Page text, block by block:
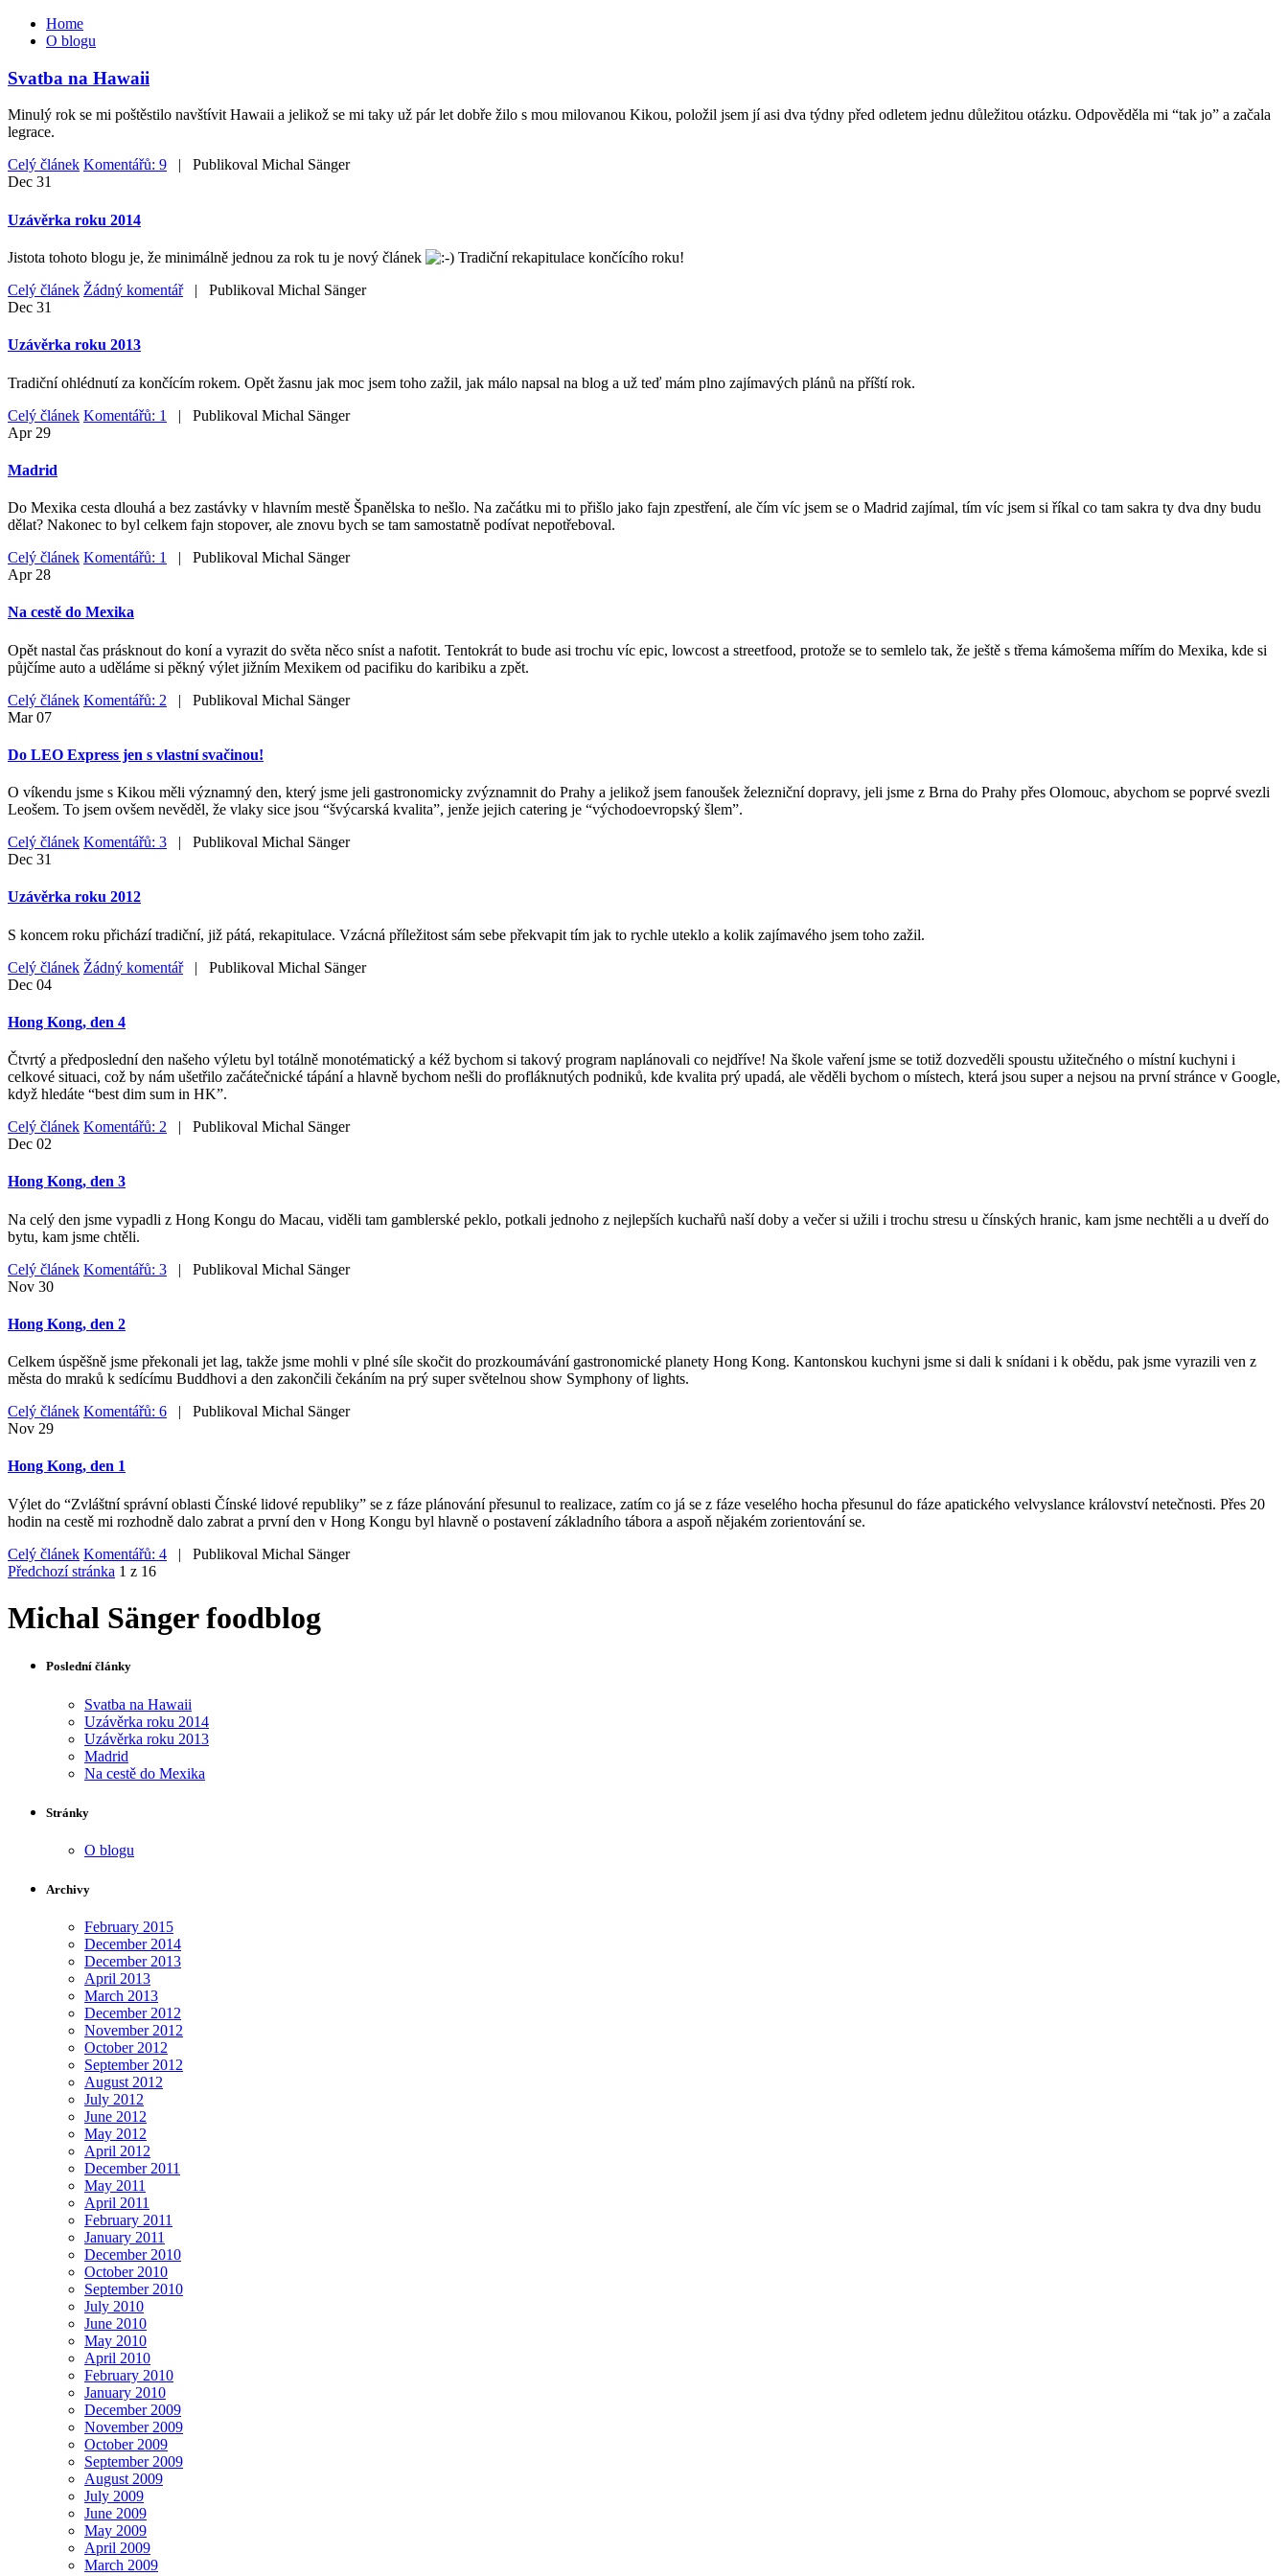
Home
O blogu
Svatba na Hawaii
Minulý rok se mi poštěstilo navštívit Hawaii a jelikož se mi taky už pár let dobře žilo s mou milovanou Kikou, položil jsem jí asi dva týdny před odletem jednu důležitou otázku. Odpověděla mi “tak jo” a začala
legrace.
Celý článek Komentářů: 9 | Publikoval Michal Sänger
Dec 31
Uzávěrka roku 2014
Jistota tohoto blogu je, že minimálně jednou za rok tu je nový článek
Tradiční rekapitulace končícího roku!
Celý článek Žádný komentář| Publikoval Michal Sänger
Dec 31
Uzávěrka roku 2013
Tradiční ohlédnutí za končícím rokem. Opět žasnu jak moc jsem toho zažil, jak málo napsal na blog a už teď mám plno zajímavých plánů na příští rok.
Celý článek Komentářů: 1 | Publikoval Michal Sänger
Apr 29
Madrid
Do Mexika cesta dlouhá a bez zastávky v hlavním mestě Španělska to nešlo. Na začátku mi to přišlo jako fajn zpestření, ale čím víc jsem se o Madrid zajímal, tím víc jsem si říkal co tam sakra ty dva dny budu
dělat? Nakonec to byl celkem fajn stopover, ale znovu bych se tam samostatně podívat nepotřeboval.
Celý článek Komentářů: 1 | Publikoval Michal Sänger
Apr 28
Na cestě do Mexika
Opět nastal čas prásknout do koní a vyrazit do světa něco sníst a nafotit. Tentokrát to bude asi trochu víc epic, lowcost a streetfood, protože se to semlelo tak, že ještě s třema kámošema mířím do Mexika, kde si
půjčíme auto a uděláme si pěkný výlet jižním Mexikem od pacifiku do karibiku a zpět.
Celý článek Komentářů: 2 | Publikoval Michal Sänger
Mar07
Do LEO Express jen s vlastní svačinou!
O víkendu jsme s Kikou měli významný den, který jsme jeli gastronomicky zvýznamnit do Prahy a jelikož jsem fanoušek železniční dopravy, jeli jsme z Brna do Prahy přes Olomouc, abychom se poprvé svezli
Leošem. To jsem ovšem nevěděl, že vlaky sice jsou “švýcarská kvalita”, jenže jejich catering je “východoevropský šlem”.
Celý článek Komentářů: 3 | Publikoval Michal Sänger
Dec 31
Uzávěrka roku 2012
S koncem roku přichází tradiční, již pátá, rekapitulace. Vzácná příležitost sám sebe překvapit tím jak to rychle uteklo a kolik zajímavého jsem toho zažil.
Celý článek Žádný komentář| Publikoval Michal Sänger
Dec 04
Hong Kong, den 4
Čtvrtý a předposlední den našeho výletu byl totálně monotématický a kéž bychom si takový program naplánovali co nejdříve! Na škole vaření jsme se totiž dozveděli spoustu užitečného o místní kuchyni i
celkové situaci, což by nám ušetřilo začátečnické tápání a hlavně bychom nešli do profláknutých podniků, kde kvalita prý upadá, ale věděli bychom o místech, která jsou super a nejsou na první stránce v Google,
když hledáte “best dim sum in HK”.
Celý článek Komentářů: 2 | Publikoval Michal Sänger
Dec 02
Hong Kong, den 3
Na celý den jsme vypadli z Hong Kongu do Macau, viděli tam gamblerské peklo, potkali jednoho z nejlepších kuchařů naší doby a večer si užili i trochu stresu u čínských hranic, kam jsme nechtěli a u dveří do
bytu, kam jsme chtěli.
Celý článek Komentářů: 3 | Publikoval Michal Sänger
Nov 30
Hong Kong, den 2
Celkem úspěšně jsme překonali jet lag, takže jsme mohli v plné síle skočit do prozkoumávání gastronomické planety Hong Kong. Kantonskou kuchyni jsme si dali k snídani i k obědu, pak jsme vyrazili ven z
města do mraků k sedícímu Buddhovi a den zakončili čekáním na prý super světelnou show Symphony of lights.
Celý článek Komentářů: 6 | Publikoval Michal Sänger
Nov 29
Hong Kong, den 1
Výlet do “Zvláštní správní oblasti Čínské lidové republiky” se z fáze plánování přesunul to realizace, zatím co já se z fáze veselého hocha přesunul do fáze apatického velvyslance království netečnosti. Přes 20
hodin na cestě mi rozhodně dalo zabrat a první den v Hong Kongu byl hlavně o postavení základního tábora a aspoň nějakém zorientování se.
Celý článek Komentářů: 4 | Publikoval Michal Sänger
Předchozí stránka 1 z 16
Michal Sänger foodblog
Poslední články
Svatba na Hawaii
Uzávěrka roku 2014
Uzávěrka roku 2013
Madrid
Na cestě do Mexika
Stránky
O blogu
Archivy
February 2015
December 2014
December 2013
April 2013
March 2013
December 2012
November 2012
October 2012
September 2012
August 2012
July 2012
June 2012
May 2012
April 2012
December 2011
May 2011
April 2011
February 2011
January 2011
December 2010
October 2010
September 2010
July 2010
June 2010
May 2010
April 2010
February 2010
January 2010
December 2009
November 2009
October 2009
September 2009
August 2009
July 2009
June 2009
May 2009
April 2009
March 2009